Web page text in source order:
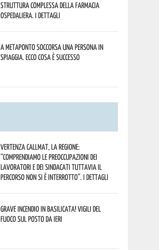
Struttura Complessa della Farmacia
Ospedaliera. I dettagli
A Metaponto soccorsa una persona in
spiaggia. Ecco cosa è successo
Vertenza CallMat, la Regione:
“comprendiamo le preoccupazioni dei
lavoratori e dei sindacati tuttavia il
percorso non si è interrotto”. I dettagli
Grave incendio in Basilicata! Vigili del
fuoco sul posto da ieri